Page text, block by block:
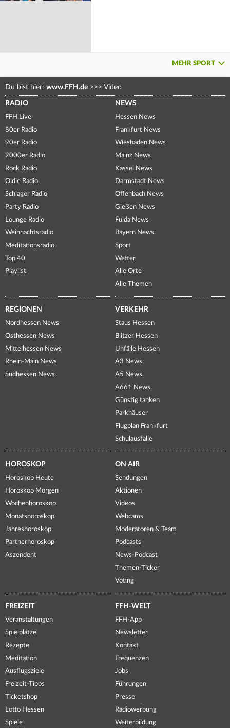
MEHR SPORT
Du bist hier: www.FFH.de >>> Video
RADIO
FFH Live
80er Radio
90er Radio
2000er Radio
Rock Radio
Oldie Radio
Schlager Radio
Party Radio
Lounge Radio
Weihnachtsradio
Meditationsradio
Top 40
Playlist
NEWS
Hessen News
Frankfurt News
Wiesbaden News
Mainz News
Kassel News
Darmstadt News
Offenbach News
Gießen News
Fulda News
Bayern News
Sport
Wetter
Alle Orte
Alle Themen
REGIONEN
Nordhessen News
Osthessen News
Mittelhessen News
Rhein-Main News
Südhessen News
VERKEHR
Staus Hessen
Blitzer Hessen
Unfälle Hessen
A3 News
A5 News
A661 News
Günstig tanken
Parkhäuser
Flugplan Frankfurt
Schulausfälle
HOROSKOP
Horoskop Heute
Horoskop Morgen
Wochenhoroskop
Monatshoroskop
Jahreshoroskop
Partnerhoroskop
Aszendent
ON AIR
Sendungen
Aktionen
Videos
Webcams
Moderatoren & Team
Podcasts
News-Podcast
Themen-Ticker
Voting
FREIZEIT
Veranstaltungen
Spielplätze
Rezepte
Meditation
Ausflugsziele
Freizeit-Tipps
Ticketshop
Lotto Hessen
Spiele
FFH-WELT
FFH-App
Newsletter
Kontakt
Frequenzen
Jobs
Führungen
Presse
Radiowerbung
Weiterbildung